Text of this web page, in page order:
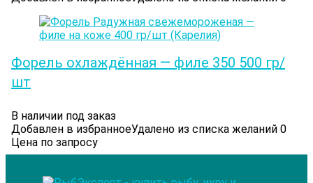
Форель охлаждённая — филе 350 500 гр/
шт
В наличии под заказ
Добавлен в избранноеУдалено из списка желаний 0
Цена по запросу